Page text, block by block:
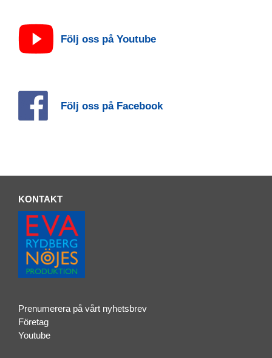
Följ oss på Youtube
Följ oss på Facebook
KONTAKT
Prenumerera på vårt nyhetsbrev
Företag
Youtube